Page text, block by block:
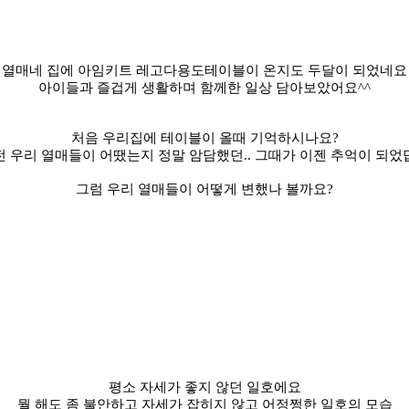
열매네 집에 아임키트 레고다용도테이블이 온지도 두달이 되었네요
아이들과 즐겁게 생활하며 함께한 일상 담아보았어요^^
처음 우리집에 테이블이 올때 기억하시나요?
우리 열매들이 어땠는지 정말 암담했던.. 그때가 이젠 추억이 되었
그럼 우리 열매들이 어떻게 변했나 볼까요?
평소 자세가 좋지 않던 일호에요
뭘 해도 좀 불안하고 자세가 잡히지 않고 어정쩡한 일호의 모습